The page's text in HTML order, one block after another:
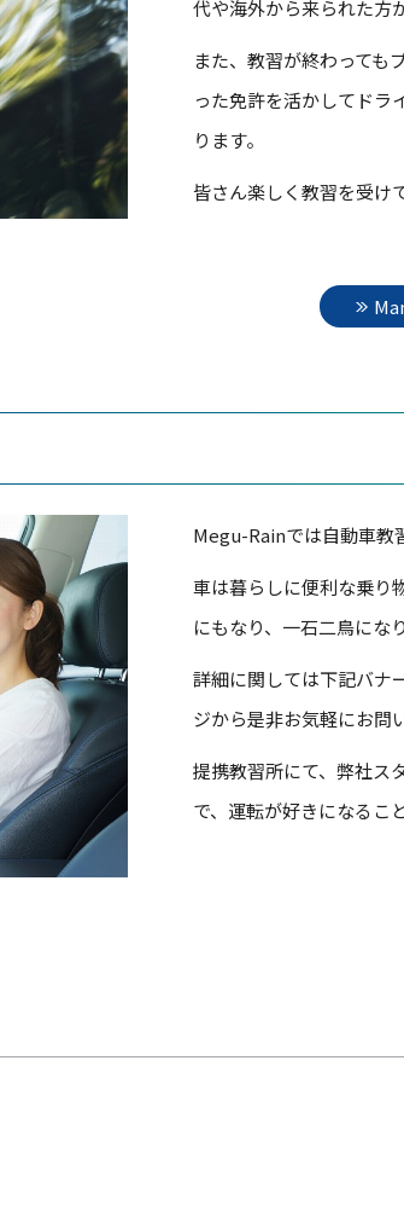
代や海外から来られた方
また、教習が終わっても
った免許を活かしてドラ
ります。
皆さん楽しく教習を受け
Megu-Rainでは自動車教
車は暮らしに便利な乗り
にもなり、一石二鳥にな
詳細に関しては下記バナ
ジから是非お気軽にお問
提携教習所にて、弊社ス
で、運転が好きになるこ